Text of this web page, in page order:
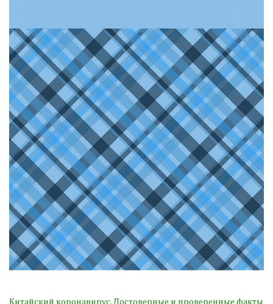
Китайский коронавирус. Достоверные и проверенные факты